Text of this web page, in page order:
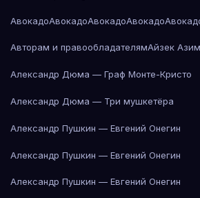
АвокадоАвокадоАвокадоАвокадо
Авторам и правообладателямАйзек
Александр Дюма — Граф Монте-Кристо
Александр Дюма — Три мушкетёра
Александр Пушкин — Евгений Онегин
Александр Пушкин — Евгений Онегин
Александр Пушкин — Евгений Онегин